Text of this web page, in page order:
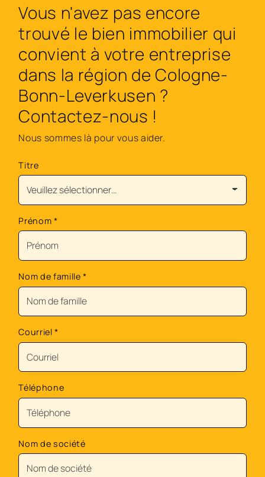
Vous n'avez pas encore
trouvé le bien immobilier qui
convient à votre entreprise
dans la région de Cologne-
Bonn-Leverkusen ?
Contactez-nous !
Nous sommes là pour vous aider.
Titre
Prénom *
Nom de famille*
Courriel*
Téléphone
Nom de société